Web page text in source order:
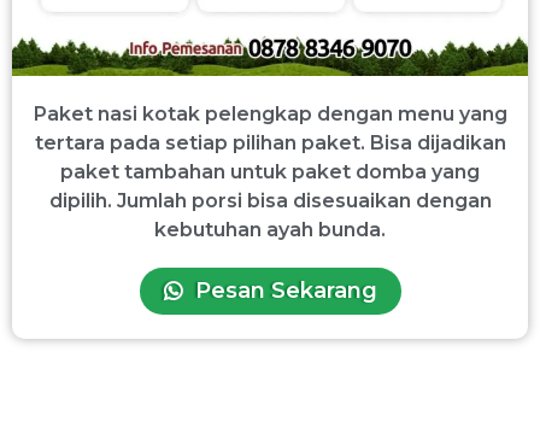
Paket nasi kotak pelengkap dengan menu yang
tertara pada setiap pilihan paket. Bisa dijadikan
paket tambahan untuk paket domba yang
dipilih. Jumlah porsi bisa disesuaikan dengan
kebutuhan ayah bunda.
Pesan Sekarang